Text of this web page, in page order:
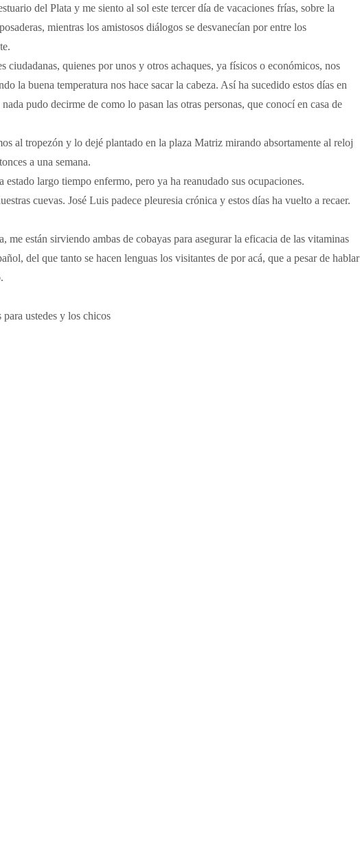
del Plata y me siento al sol este tercer día de vacaciones frías, sobre la
mientras los amistosos diálogos se desvanecían por entre los
quienes por unos y otros achaques, ya físicos o económicos, nos
la buena temperatura nos hace sacar la cabeza. Así ha sucedido estos días en
pudo decirme de como lo pasan las otras personas, que conocí en casa de
al tropezón y lo dejé plantado en la plaza Matriz mirando absortamente al reloj
a una semana.
largo tiempo enfermo, pero ya ha reanudado sus ocupaciones.
cuevas. José Luis padece pleuresia crónica y estos días ha vuelto a recaer.
están sirviendo ambas de cobayas para asegurar la eficacia de las vitaminas
del que tanto se hacen lenguas los visitantes de por acá, que a pesar de hablar
ustedes y los chicos